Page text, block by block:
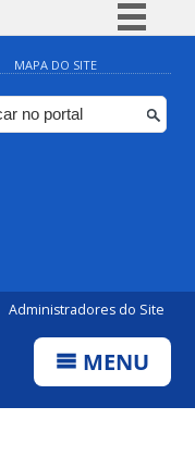
Simplifique!
Comunica BR
Participe
MAPA DO SITE
Administradores do Site
MENU